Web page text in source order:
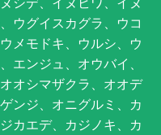
ウグイスカグラ、ウコ
メモドキ、ウルシ、ウ
エンジュ、オウバイ、
オシマザクラ、オオデ
ンジ、オニグルミ、カ
カエデ、カジノキ、カ